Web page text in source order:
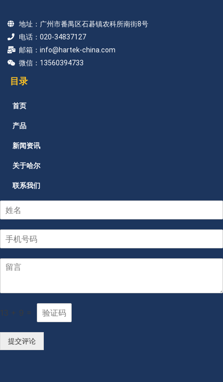
地址：广州市番禺区石碁镇农科所南街8号
电话：020-34837127
邮箱：info@hartek-china.com
微信：13560394733
目录
首页
产品
新闻资讯
关于哈尔
联系我们
13 + 9 =
提交评论